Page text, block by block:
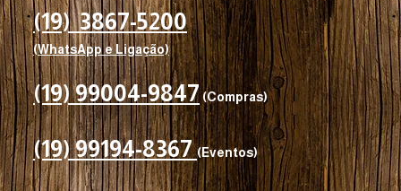
(19) 3867-5200
(WhatsApp e Ligação)
(19) 99004-9847 (Compras)
(19) 99194-8367 (Eventos)